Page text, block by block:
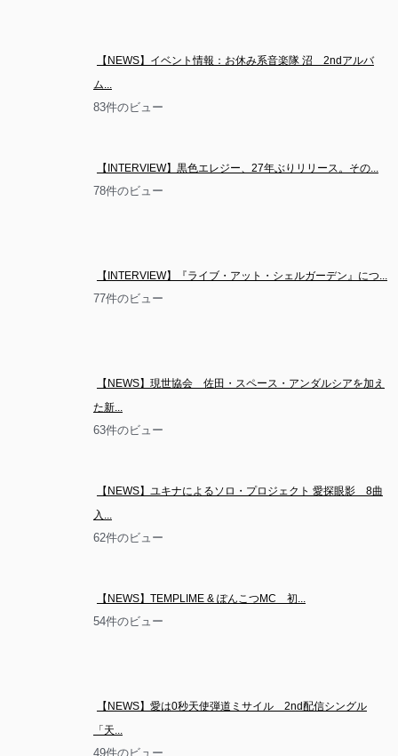
【NEWS】イベント情報：お休み系音楽隊 沼　2ndアルバ
ム...
83件のビュー
【INTERVIEW】黒色エレジー、27年ぶりリリース。その...
78件のビュー
【INTERVIEW】『ライブ・アット・シェルガーデン』につ...
77件のビュー
【NEWS】現世協会　佐田・スペース・アンダルシアを加え
た新...
63件のビュー
【NEWS】ユキナによるソロ・プロジェクト 愛探眼影　8曲
入...
62件のビュー
【NEWS】TEMPLIME & ぽんこつMC　初...
54件のビュー
【NEWS】愛は0秒天使弾道ミサイル　2nd配信シングル
「天...
49件のビュー